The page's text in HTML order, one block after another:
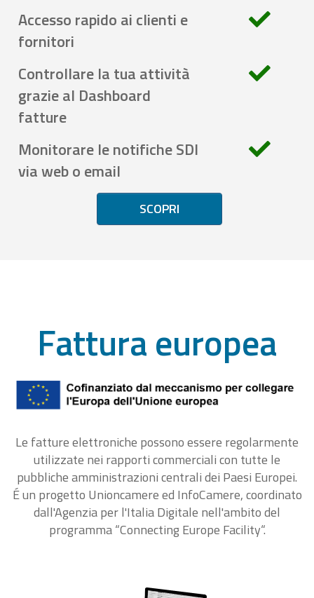
Accesso rapido ai clienti e
fornitori
Controllare la tua attività
grazie al Dashboard
fatture
Monitorare le notifiche SDI
via web o email
SCOPRI
Fattura europea
Le fatture elettroniche possono essere regolarmente
utilizzate nei rapporti commerciali con tutte le
pubbliche amministrazioni centrali dei Paesi Europei.
É un progetto Unioncamere ed InfoCamere, coordinato
dall'Agenzia per l'Italia Digitale nell'ambito del
programma “Connecting Europe Facility“.